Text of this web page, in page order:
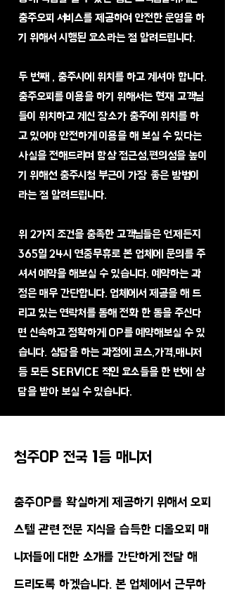
충주오피 서비스를 제공하여 안전한 운영을 하
기 위해서 시행된 요소라는 점 알려드립니다.
두 번째 , 충주시에 위치를 하고 계셔야 합니다.
충주오피를 이용을 하기 위해서는 현재 고객님
들이 위치하고 계신 장소가 충주에 위치를 하
고 있어야 안전하게 이용을 해 보실 수 있다는
사실을 전해드리며 항상 접근성,편의성을 높이
기 위해선 충주시청 부근이 가장 좋은 방법이
라는 점 알려드립니다.
​위 2가지 조건을 충족한 고객님들은 언제든지
365일 24시 연중무휴로 본 업체에 문의를 주
셔서 예약을 해보실 수 있습니다. 예약하는 과
정은 매우 간단합니다. 업체에서 제공을 해 드
리고 있는 연락처를 통해 전화 한 통을 주신다
면 신속하고 정확하게 OP를 예약해보실 수 있
습니다. 상담을 하는 과정에 코스,가격,매니저
등 모든 SERVICE 적인 요소들을 한 번에 상
담을 받아 보실 수 있습니다.
청주OP 전국 1등 매니저
충주OP를 확실하게 제공하기 위해서 오피
스텔 관련 전문 지식을 습득한 디올오피 매
니저들에 대한 소개를 간단하게 전달 해
드리도록 하겠습니다. 본 업체에서 근무하